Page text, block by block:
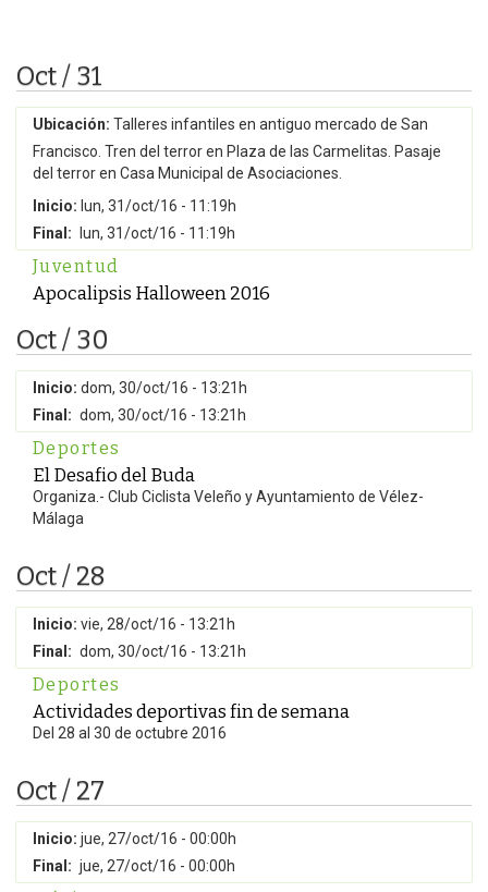
Oct / 31
Ubicación: Talleres infantiles en antiguo mercado de San
Francisco. Tren del terror en Plaza de las Carmelitas. Pasaje
del terror en Casa Municipal de Asociaciones.
Inicio: lun, 31/oct/16 - 11:19h
Final:
lun, 31/oct/16 - 11:19h
Juventud
Apocalipsis Halloween 2016
Oct / 30
Inicio: dom, 30/oct/16 - 13:21h
Final: dom, 30/oct/16 - 13:21h
Deportes
El Desafio del Buda
Organiza.- Club Ciclista Veleño y Ayuntamiento de Vélez-
Málaga
Oct / 28
Inicio: vie, 28/oct/16 - 13:21h
Final: dom, 30/oct/16 - 13:21h
Deportes
Actividades deportivas fin de semana
Del 28 al 30 de octubre 2016
Oct / 27
Inicio: jue, 27/oct/16 - 00:00h
Final: jue, 27/oct/16 - 00:00h